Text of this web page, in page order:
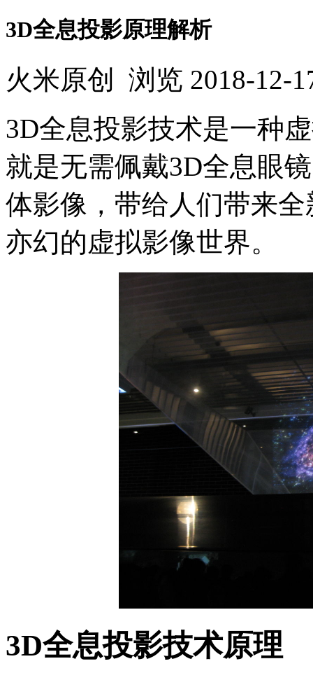
3D全息投影原理解析
火米原创 浏览 2018-12-
3D全息投影技术是一种
就是无需佩戴3D全息眼
体影像，带给人们带来
亦幻的虚拟影像世界。
3D全息投影技术原理